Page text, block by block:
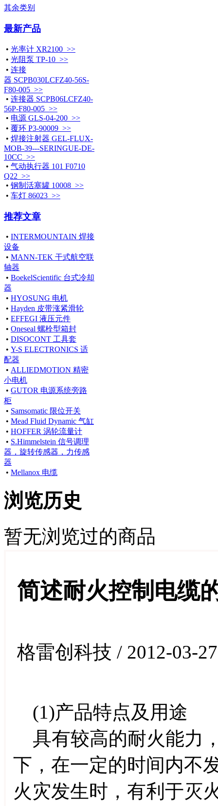
其余类别
最新产品
• 光率计 XR2100 >>
• 光阻泵 TP-10 >>
• 连接
器 SCPB030LCFZ40-56S-
F80-005 >>
• 连接器 SCPB06LCFZ40-
56P-F80-005 >>
• 电源 GLS-04-200 >>
• 覆环 P3-90009 >>
• 焊接注射器 GEL-FLUX-
MOB-39---SERINGUE-DE-
10CC >>
• 气动执行器 101 F0710
Q22 >>
• 钢制活塞罐 10008 >>
• 车灯 86023 >>
推荐文章
• INTERMOUNTAIN 焊接
设备
• MANN-TEK 干式航空联
轴器
• BoekelScientific 台式冷却
器
• HYOSUNG 电机
• Hayden 皮带涨紧滑轮
• EFFEGI 液压元件
• Oneseal 螺栓型箱封
• DISOCONT 工具套
• Y-S ELECTRONICS 适
配器
• ALLIEDMOTION 精密
小电机
• GUTOR 电源系统旁路
柜
• Samsomatic 限位开关
• Mead Fluid Dynamic 气缸
• HOFFER 涡轮流量计
• S.Himmelstein 信号调理
器，旋转传感器，力传感
器
• Mellanox 电缆
浏览历史
暂无浏览过的商品
简述耐火控制电缆
格雷创科技 / 2012-03-27
(1)产品特点及用途
具有较高的耐火能力
下，在一定的时间内不
火灾发生时，有利于灭